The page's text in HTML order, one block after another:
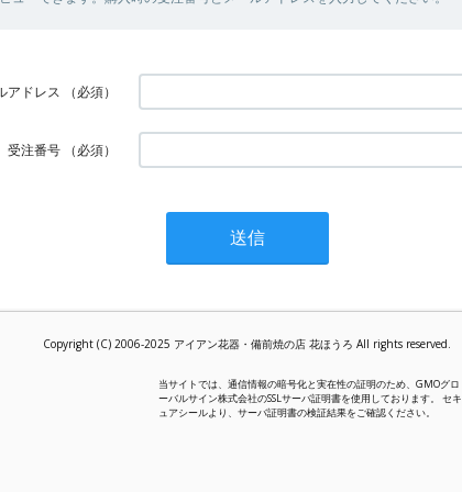
アドレス （必須）
受注番号 （必須）
Copyright (C) 2006-2025 アイアン花器・備前焼の店 花ほうろ All rights reserved.
当サイトでは、通信情報の暗号化と実在性の証明のため、GMOグロ
ーバルサイン株式会社のSSLサーバ証明書を使用しております。 セキ
ュアシールより、サーバ証明書の検証結果をご確認ください。